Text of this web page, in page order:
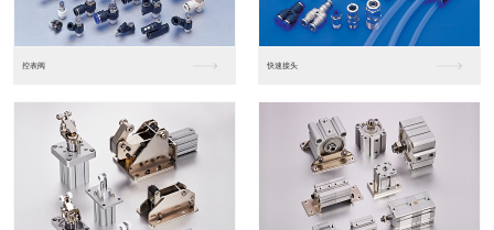
东莞松下PLC 松下人机界面GT07